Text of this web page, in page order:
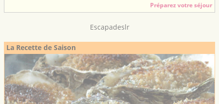
Préparez votre séjour
Escapadeslr
La Recette de Saison